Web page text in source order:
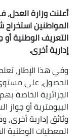
أعلنت وزارة العدل،
المواطنين استخراج
التعريف الوطنية أو
إدارية أخرى.
وفي هذا الإطار،
الحصول، على
الجزائرية الخاصة
البيومترية أو جواز
وثائق إدارية
المعطيات الوطنية